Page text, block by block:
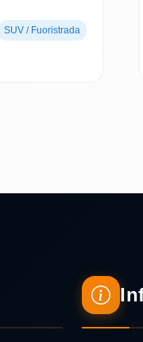
SUV / Fuoristrada